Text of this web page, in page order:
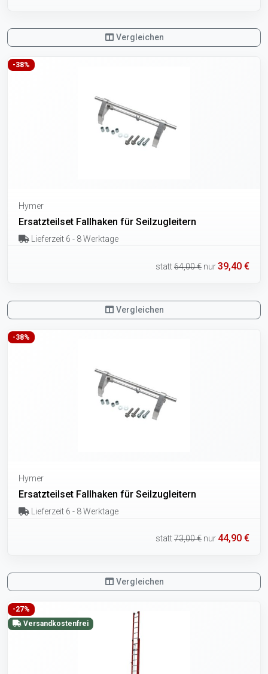
Vergleichen
-38%
Hymer
Ersatzteilset Fallhaken für Seilzugleitern
Lieferzeit 6 - 8 Werktage
statt64,00 € nur39,40 €
Vergleichen
-38%
Hymer
Ersatzteilset Fallhaken für Seilzugleitern
Lieferzeit 6 - 8 Werktage
statt73,00 € nur 44,90 €
Vergleichen
-27%
Versandkostenfrei